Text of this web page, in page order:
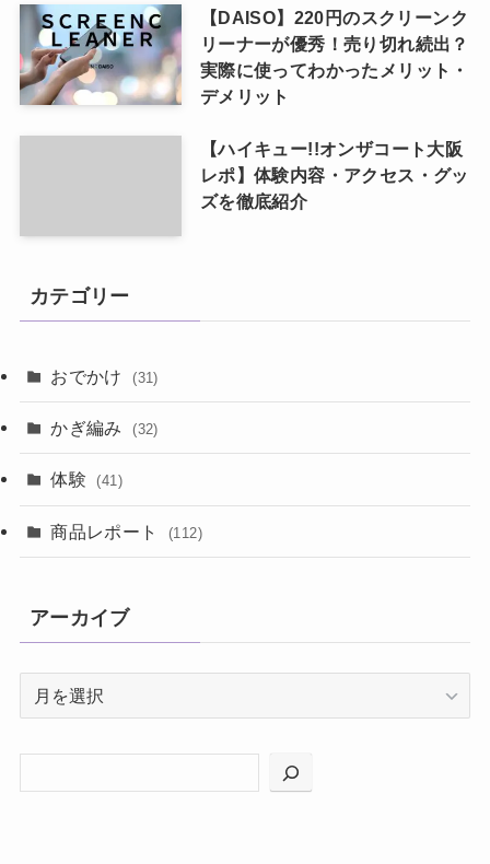
【DAISO】220円のスクリーンク
リーナーが優秀！売り切れ続出？
実際に使ってわかったメリット・
デメリット
【ハイキュー!!オンザコート大阪
レポ】体験内容・アクセス・グッ
ズを徹底紹介
カテゴリー
おでかけ (31)
かぎ編み (32)
体験 (41)
商品レポート (112)
アーカイブ
ブ